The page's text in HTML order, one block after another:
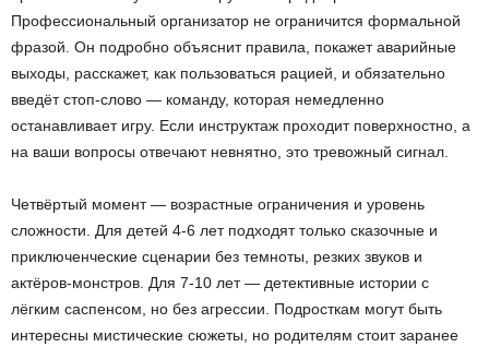
Профессиональный организатор не ограничится формальной
фразой. Он подробно объяснит правила, покажет аварийные
выходы, расскажет, как пользоваться рацией, и обязательно
введёт стоп-слово — команду, которая немедленно
останавливает игру. Если инструктаж проходит поверхностно, а
на ваши вопросы отвечают невнятно, это тревожный сигнал.
Четвёртый момент — возрастные ограничения и уровень
сложности. Для детей 4-6 лет подходят только сказочные и
приключенческие сценарии без темноты, резких звуков и
актёров-монстров. Для 7-10 лет — детективные истории с
лёгким саспенсом, но без агрессии. Подросткам могут быть
интересны мистические сюжеты, но родителям стоит заранее